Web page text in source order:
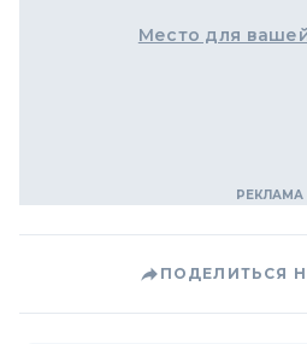
Место для
ПОДЕЛИТЬСЯ